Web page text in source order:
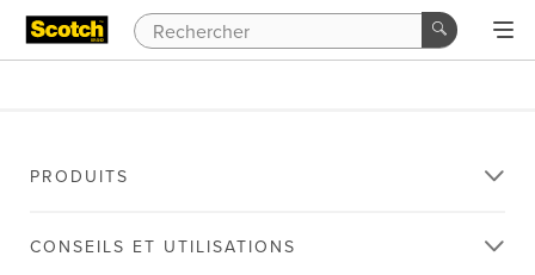
PRODUITS
CONSEILS ET UTILISATIONS